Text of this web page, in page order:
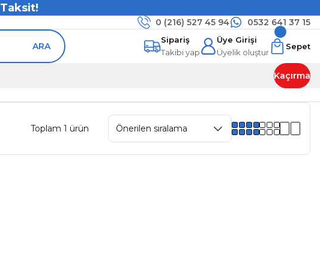
Taksit!
0 (216) 527 45 94 0532 641 37 15
ARA
Sipariş
Takibi yap
Üye Girişi
Üyelik oluştur
Sepet
Kaçırma
Toplam 1 ürün